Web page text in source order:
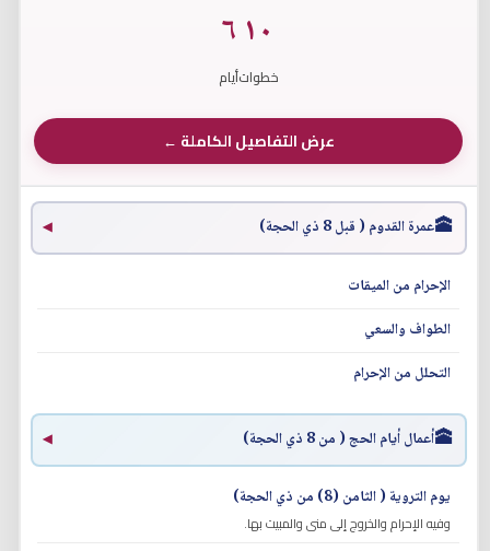
١٠
خطوات
٦
أيام
عرض التفاصيل الكاملة ←
🕋عمرة القدوم ( قبل 8 ذي الحجة) ◀
الإحرام من الميقات
الطواف والسعي
التحلل من الإحرام
🕋أعمال أيام الحج ( من 8 ذي الحجة) ◀
يوم التروية ( الثامن (8) من ذي الحجة)
وفيه الإحرام والخروج إلى منى والمبيت بها.